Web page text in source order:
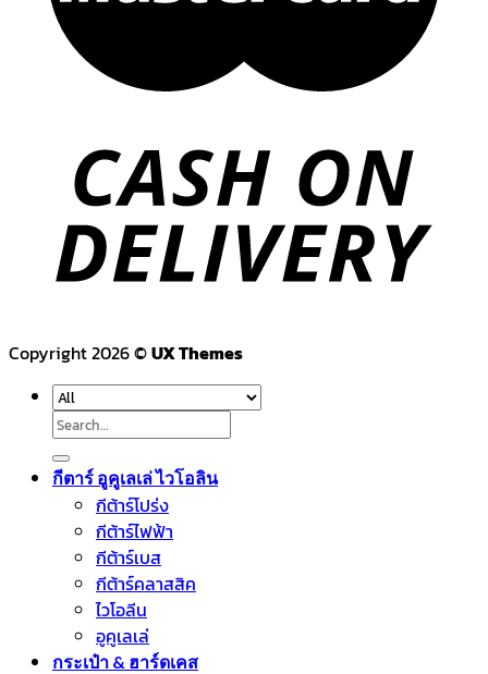
Copyright 2026 ©UX Themes
Search
for:
กีตาร์ อูคูเลเล่ ไวโอลิน
กีต้าร์โปร่ง
กีต้าร์ไฟฟ้า
กีต้าร์เบส
กีต้าร์คลาสสิค
ไวโอลีน
อูคูเลเล่
กระเป๋า & ฮาร์ดเคส